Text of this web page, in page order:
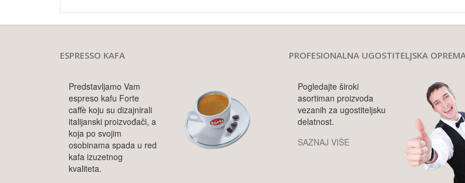
ESPRESSO KAFA
Predstavljamo Vam
espreso kafu Forte
caffè koju su dizajnirali
italijanski proizvođači, a
koja po svojim
osobinama spada u red
kafa izuzetnog
kvaliteta.
PROFESIONALNA UGOSTITELJSKA
Pogledajte široki
asortiman proizvoda
vezanih za ugostiteljsku
delatnost.
SAZNAJ VIŠE